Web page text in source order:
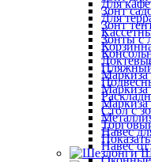
Зонт
Зонт
Зонты с
Стол с
Для кафе
Для
Маркиза
Маркиза
Маркиза
Навес
Навес